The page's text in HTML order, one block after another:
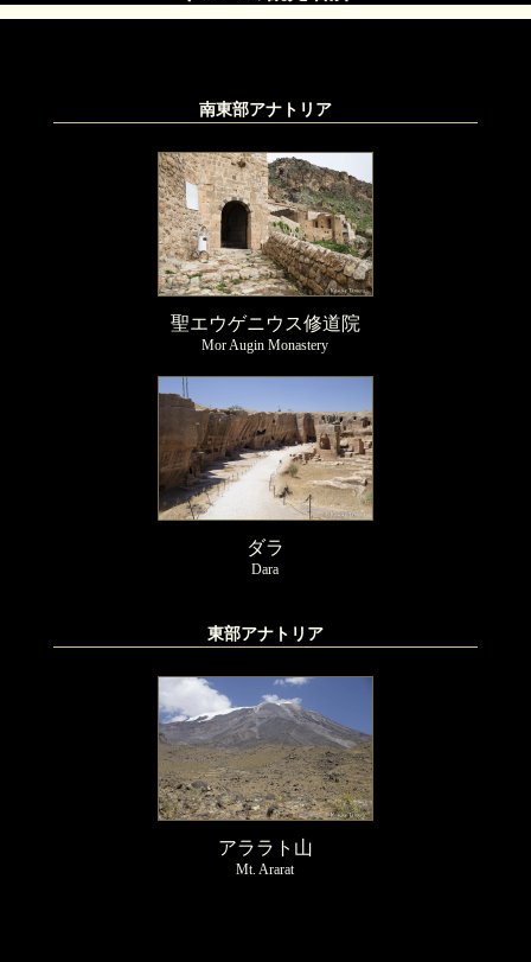
南東部アナトリア
聖エウゲニウス修道院
Mor Augin Monastery
ダラ
Dara
東部アナトリア
アララト山
Mt. Ararat